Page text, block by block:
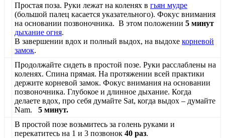
Простая поза. Руки лежат на коленях в гьян мудре
(большой палец касается указательного). Фокус внимания
на основании позвоночника. В этом положении 5 минут
дыхание огня.
В завершении вдох и полный выдох, на выдохе корневой
замок.
Продолжайте сидеть в простой позе. Руки расслаблены на
коленях. Спина прямая. На протяжении всей практики
держите корневой замок. Фокус внимания на основании
позвоночника. Глубокое и длинное дыхание. Когда
делаете вдох, про себя думайте Sat, когда выдох – думайте
Nam. 5 минут.
В простой позе возьмитесь за голень руками и
перекатитесь на 1 и 3 позвонок 40 раз.